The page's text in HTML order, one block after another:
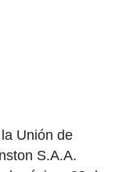
Unión de
S.A.A.